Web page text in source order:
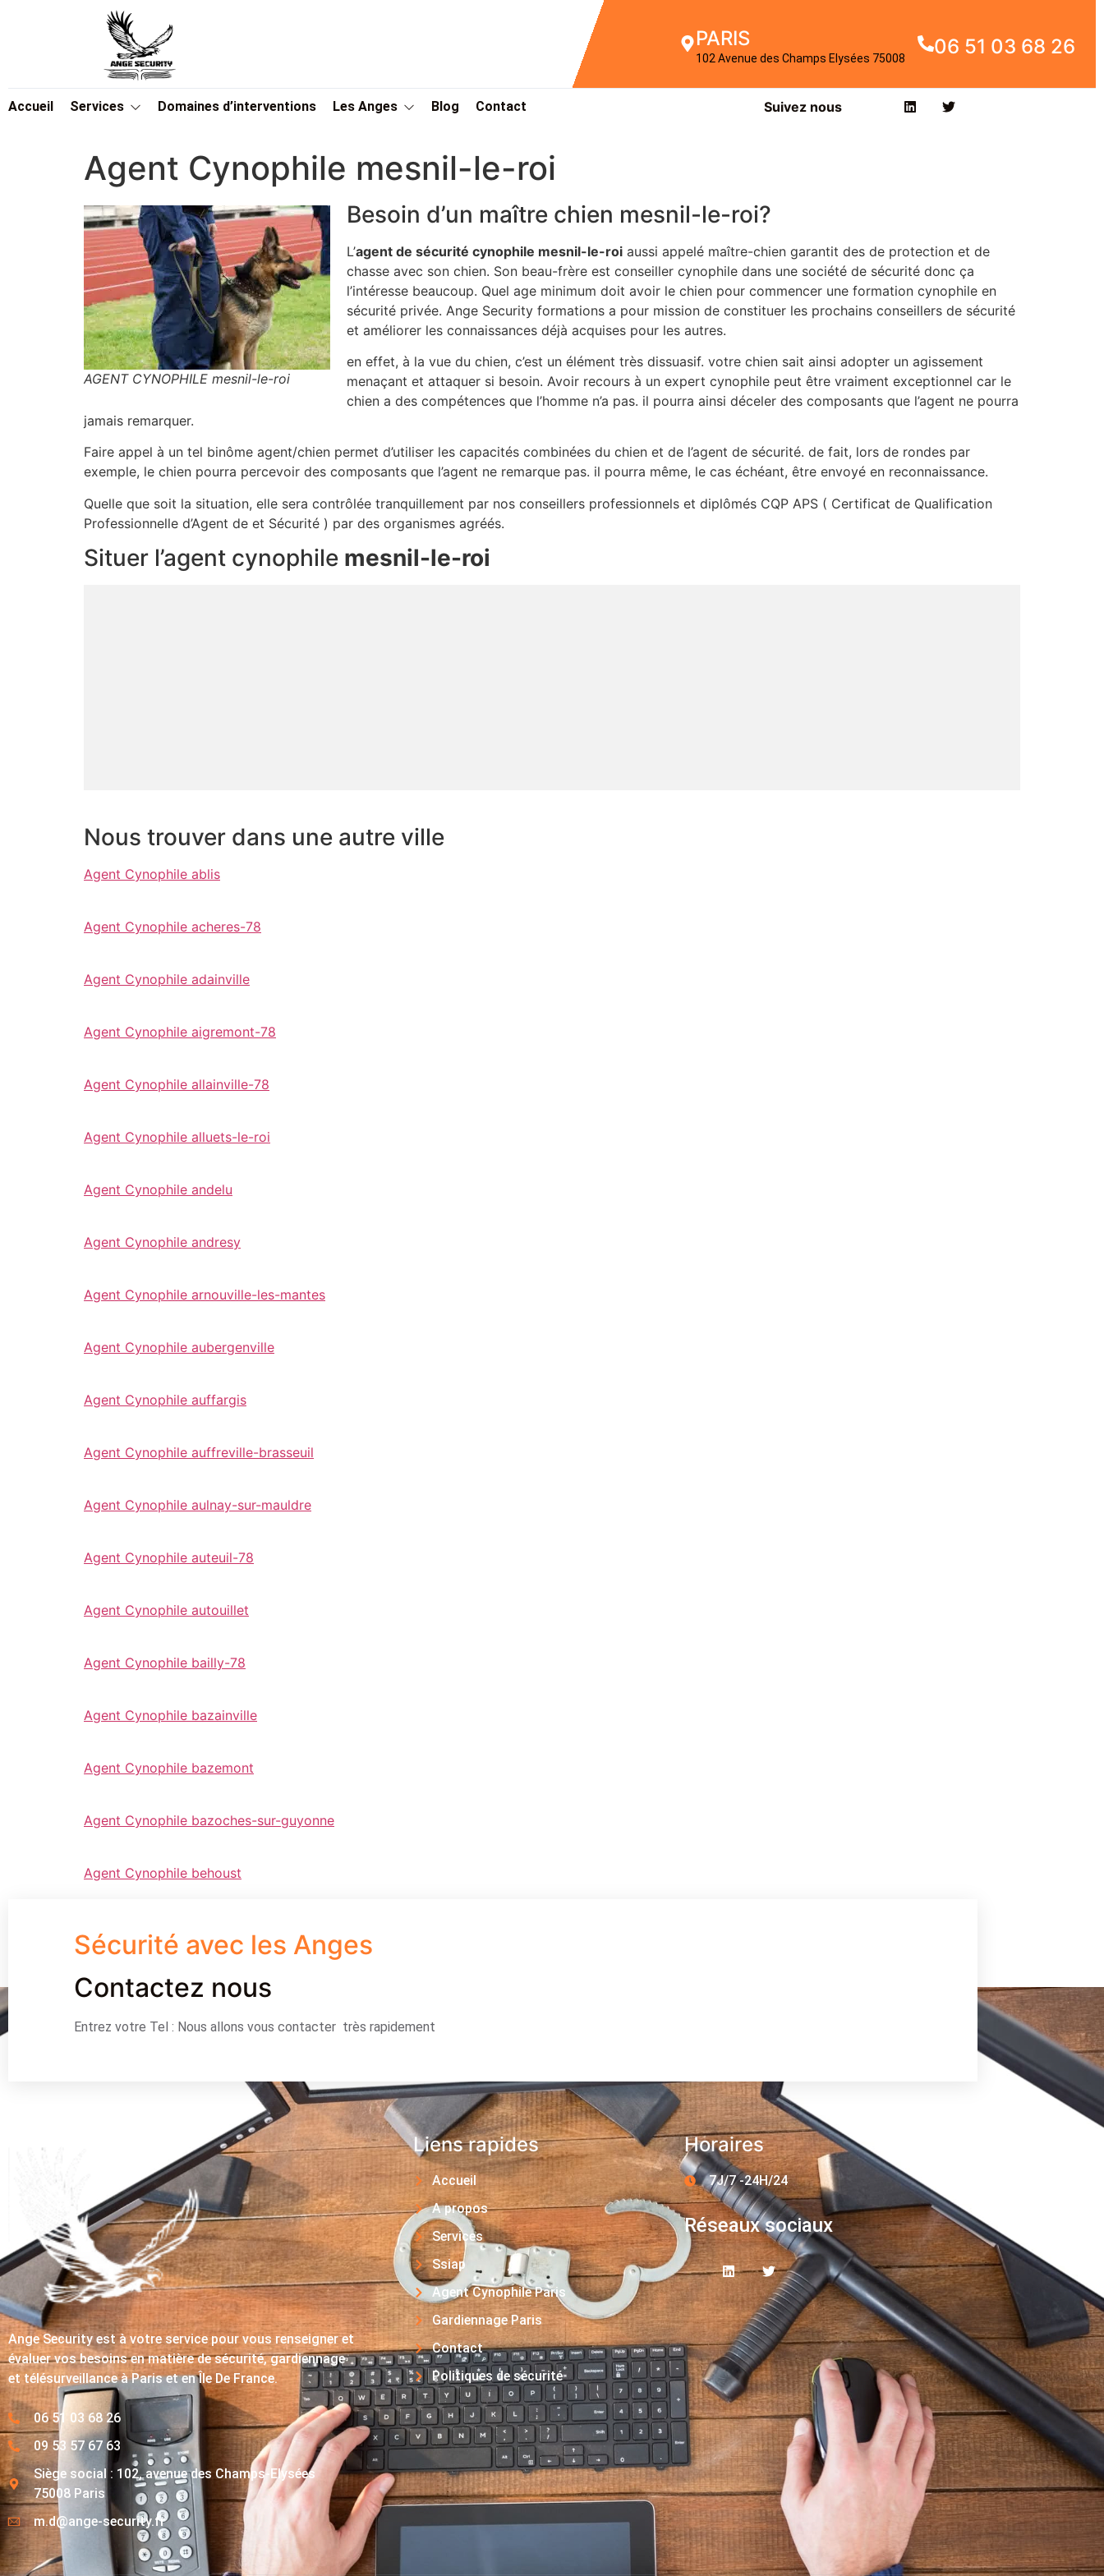
PARIS
102 Avenue des Champs Elysées 75008 06 51 03 68 26
Accueil Services Domaines d’interventions Les Anges Blog Contact Suivez nous
Agent Cynophile mesnil-le-roi
AGENT CYNOPHILE mesnil-le-roi
Besoin d’un maître chien mesnil-le-roi?
L’agent de sécurité cynophile mesnil-le-roi aussi appelé maître-chien garantit des de protection et de
chasse avec son chien. Son beau-frère est conseiller cynophile dans une société de sécurité donc ça
l’intéresse beaucoup. Quel age minimum doit avoir le chien pour commencer une formation cynophile en
sécurité privée. Ange Security formations a pour mission de constituer les prochains conseillers de sécurité
et améliorer les connaissances déjà acquises pour les autres.
en effet, à la vue du chien, c’est un élément très dissuasif. votre chien sait ainsi adopter un agissement
menaçant et attaquer si besoin. Avoir recours à un expert cynophile peut être vraiment exceptionnel car le
chien a des compétences que l’homme n’a pas. il pourra ainsi déceler des composants que l’agent ne pourra
jamais remarquer.
Faire appel à un tel binôme agent/chien permet d’utiliser les capacités combinées du chien et de l’agent de sécurité. de fait, lors de rondes par
exemple, le chien pourra percevoir des composants que l’agent ne remarque pas. il pourra même, le cas échéant, être envoyé en reconnaissance.
Quelle que soit la situation, elle sera contrôlée tranquillement par nos conseillers professionnels et diplômés CQP APS ( Certificat de Qualification
Professionnelle d’Agent de et Sécurité ) par des organismes agréés.
Situer l’agent cynophile mesnil-le-roi
Nous trouver dans une autre ville
Agent Cynophile ablis
Agent Cynophile acheres-78
Agent Cynophile adainville
Agent Cynophile aigremont-78
Agent Cynophile allainville-78
Agent Cynophile alluets-le-roi
Agent Cynophile andelu
Agent Cynophile andresy
Agent Cynophile arnouville-les-mantes
Agent Cynophile aubergenville
Agent Cynophile auffargis
Agent Cynophile auffreville-brasseuil
Agent Cynophile aulnay-sur-mauldre
Agent Cynophile auteuil-78
Agent Cynophile autouillet
Agent Cynophile bailly-78
Agent Cynophile bazainville
Agent Cynophile bazemont
Agent Cynophile bazoches-sur-guyonne
Agent Cynophile behoust
Sécurité avec les Anges
Contactez nous
Entrez votre Tel : Nous allons vous contacter très rapidement
Ange Security est à votre service pour vous renseigner et
évaluer vos besoins en matière de sécurité, gardiennage
et télésurveillance à Paris et en Île De France.
06 51 03 68 26
09 53 57 67 63
Siège social : 102, avenue des Champs-Elysées
75008 Paris
m.d@ange-security.fr
Liens rapides
Accueil
A propos
Services
Ssiap
Agent Cynophile Paris
Gardiennage Paris
Contact
Politiques de sécurité
Horaires
7J/7 -24H/24
Réseaux sociaux